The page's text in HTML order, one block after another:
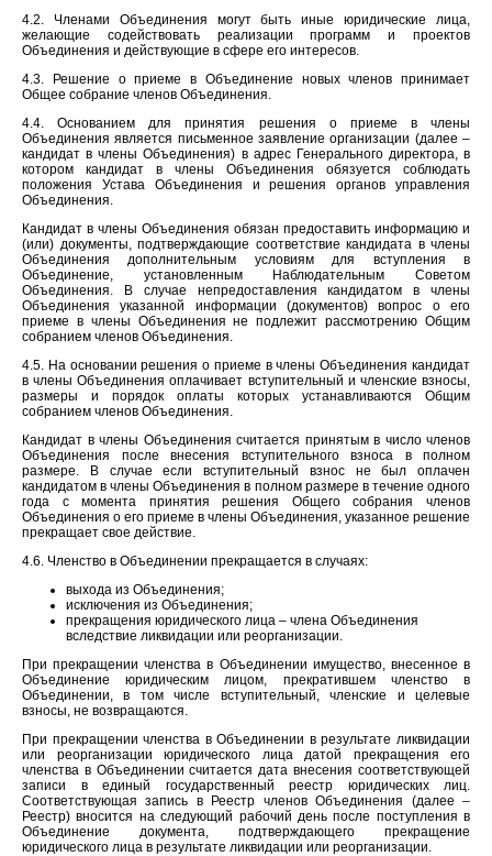
4.2. Членами Объединения могут быть иные юридические лица,
желающие содействовать реализации программ и проектов
Объединения и действующие в сфере его интересов.
4.3. Решение о приеме в Объединение новых членов принимает
Общее собрание членов Объединения.
4.4. Основанием для принятия решения о приеме в члены
Объединения является письменное заявление организации (далее –
кандидат в члены Объединения) в адрес Генерального директора, в
котором кандидат в члены Объединения обязуется соблюдать
положения Устава Объединения и решения органов управления
Объединения.
Кандидат в члены Объединения обязан предоставить информацию и
(или) документы, подтверждающие соответствие кандидата в члены
Объединения дополнительным условиям для вступления в
Объединение, установленным Наблюдательным Советом
Объединения. В случае непредоставления кандидатом в члены
Объединения указанной информации (документов) вопрос о его
приеме в члены Объединения не подлежит рассмотрению Общим
собранием членов Объединения.
4.5. На основании решения о приеме в члены Объединения кандидат
в члены Объединения оплачивает вступительный и членские взносы,
размеры и порядок оплаты которых устанавливаются Общим
собранием членов Объединения.
Кандидат в члены Объединения считается принятым в число членов
Объединения после внесения вступительного взноса в полном
размере. В случае если вступительный взнос не был оплачен
кандидатом в члены Объединения в полном размере в течение одного
года с момента принятия решения Общего собрания членов
Объединения о его приеме в члены Объединения, указанное решение
прекращает свое действие.
4.6. Членство в Объединении прекращается в случаях:
выхода из Объединения;
исключения из Объединения;
прекращения юридического лица – члена Объединения
вследствие ликвидации или реорганизации.
При прекращении членства в Объединении имущество, внесенное в
Объединение юридическим лицом, прекратившем членство в
Объединении, в том числе вступительный, членские и целевые
взносы, не возвращаются.
При прекращении членства в Объединении в результате ликвидации
или реорганизации юридического лица датой прекращения его
членства в Объединении считается дата внесения соответствующей
записи в единый государственный реестр юридических лиц.
Соответствующая запись в Реестр членов Объединения (далее –
Реестр) вносится на следующий рабочий день после поступления в
Объединение документа, подтверждающего прекращение
юридического лица в результате ликвидации или реорганизации.